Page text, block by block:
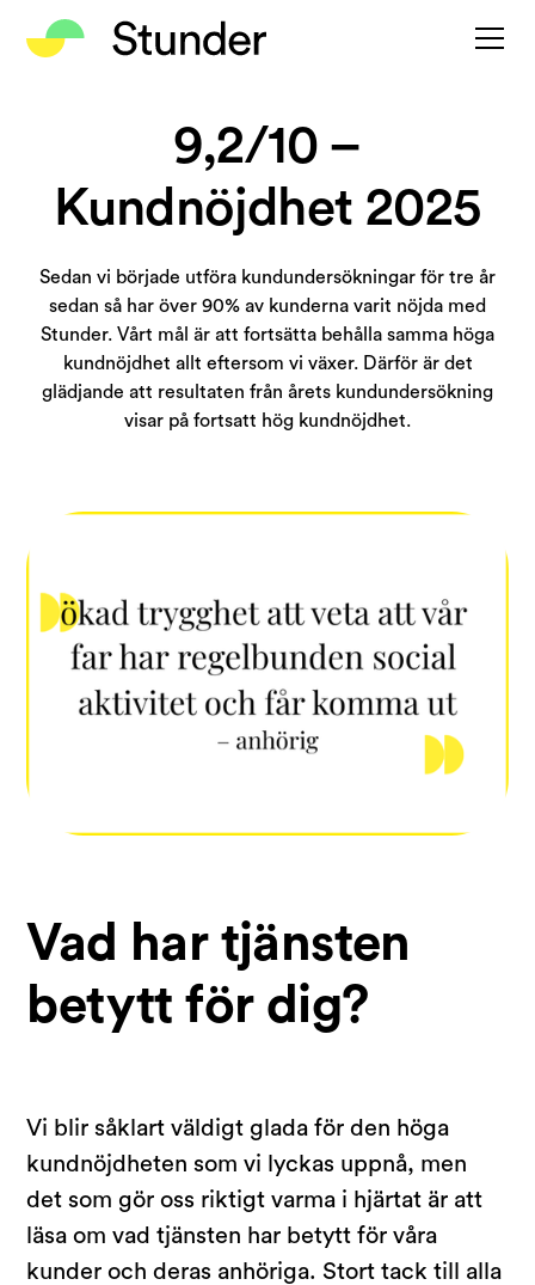
9,2/10 –
Kundnöjdhet 2025
Sedan vi började utföra kundundersökningar för tre år
sedan så har över 90% av kunderna varit nöjda med
Stunder. Vårt mål är att fortsätta behålla samma höga
kundnöjdhet allt eftersom vi växer. Därför är det
glädjande att resultaten från årets kundundersökning
visar på fortsatt hög kundnöjdhet.
Vad har tjänsten
betytt för dig?
Vi blir såklart väldigt glada för den höga
kundnöjdheten som vi lyckas uppnå, men
det som gör oss riktigt varma i hjärtat är att
läsa om vad tjänsten har betytt för våra
kunder och deras anhöriga. Stort tack till alla